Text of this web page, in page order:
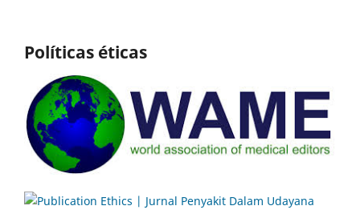
Políticas éticas